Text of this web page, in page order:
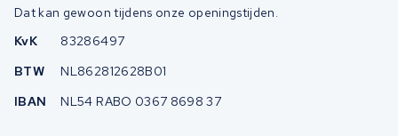
Dat kan gewoon tijdens onze openingstijden.
KvK
83286497
BTW
NL862812628B01
IBAN
NL54 RABO 0367 8698 37